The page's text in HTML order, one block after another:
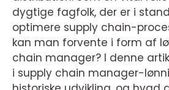
dygtige fagfolk, der er i
optimere supply chain-
kan man forvente i form af
chain manager? I denne
i supply chain manager-